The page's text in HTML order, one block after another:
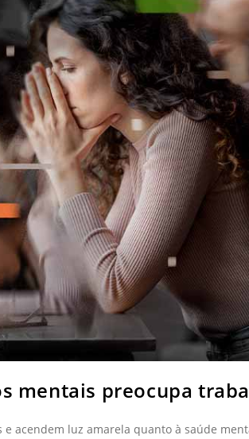
mentais preocupa
acendem luz amarela quanto à saúde